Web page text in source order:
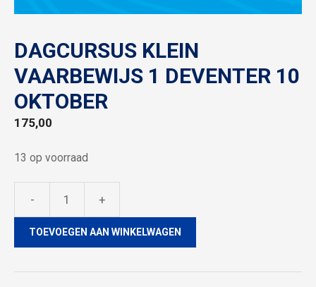
DAGCURSUS KLEIN
VAARBEWIJS 1 DEVENTER 10
OKTOBER
175,00
13 op voorraad
-
klein
+
TOEVOEGEN AAN WINKELWAGEN